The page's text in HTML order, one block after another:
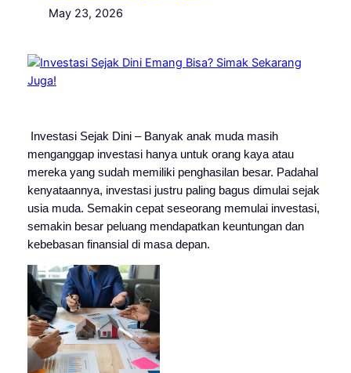
May 23, 2026
Investasi Sejak Dini – Banyak anak muda masih
menganggap investasi hanya untuk orang kaya atau
mereka yang sudah memiliki penghasilan besar. Padahal
kenyataannya, investasi justru paling bagus dimulai sejak
usia muda. Semakin cepat seseorang memulai investasi,
semakin besar peluang mendapatkan keuntungan dan
kebebasan finansial di masa depan.